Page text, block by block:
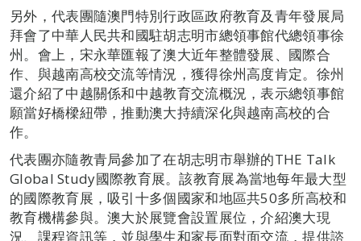
另外，代表團隨澳門特別行政區政府教育及青年發展局
拜會了中華人民共和國駐胡志明市總領事館代總領事徐
州。會上，宋永華匯報了澳大近年整體發展、國際合
作、與越南高校交流等情況，獲得徐州高度肯定。徐州
還介紹了中越關係和中越教育交流概況，表示總領事館
願當好橋樑紐帶，推動澳大持續深化與越南高校的合
作。
代表團亦隨教青局參加了在胡志明市舉辦的THE Talk
Global Study國際教育展。該教育展為當地每年最大型
的國際教育展，吸引十多個國家和地區共50多所高校和
教育機構參與。澳大於展覽會設置展位，介紹澳大現
況、課程資訊等，並與學生和家長面對面交流，提供諮